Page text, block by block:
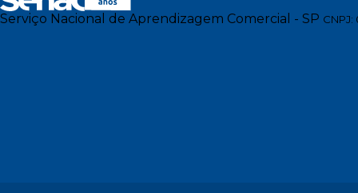
Serviço Nacional de Aprendizagem Comercial - SP